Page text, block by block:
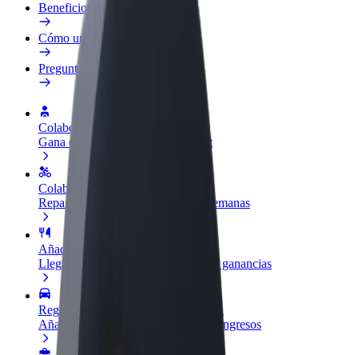
Beneficios
Cómo unirse
Preguntas frecuentes
Colaborar como conductor
Gana dinero colaborando con Bolt
Colaborar como repartidor
Reparte comida y cobra todas las semanas
Añadir un restaurante o tienda
Llega a más clientes y maximiza tus ganancias
Registrarse como propietario de flota
Añade tu flota a Bolt y potencia tus ingresos